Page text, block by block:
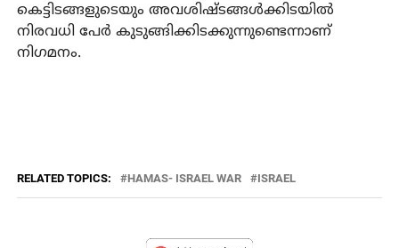
കെട്ടിടങ്ങളുടെയും അവശിഷ്ടങ്ങള്‍ക്കിടയില്‍
നിരവധി പേര്‍ കുടുങ്ങിക്കിടക്കുന്നുണ്ടെന്നാണ്
നിഗമനം.
RELATED TOPICS: HAMAS- ISRAEL WAR ISRAEL